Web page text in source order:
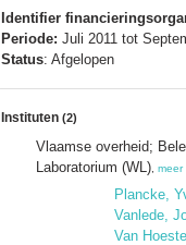
Identifier
Periode: Juli 2011 tot
Status: Afgelopen
Instituten (2)
Vlaamse overheid;
Laboratorium (WL) meer
Plancke,
Vanlede,
Van